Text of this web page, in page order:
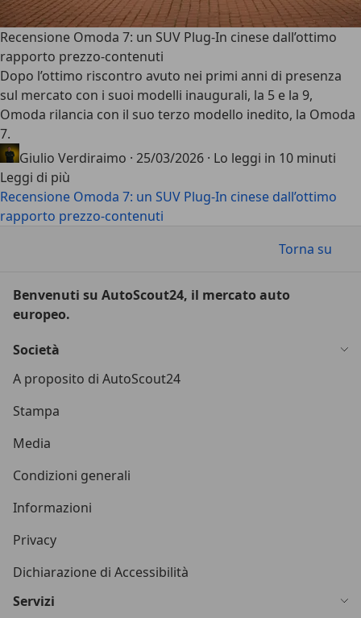
Recensione Omoda 7: un SUV Plug-In cinese dall’ottimo
rapporto prezzo-contenuti
Dopo l’ottimo riscontro avuto nei primi anni di presenza
sul mercato con i suoi modelli inaugurali, la 5 e la 9,
Omoda rilancia con il suo terzo modello inedito, la Omoda
7.
Giulio Verdiraimo · 25/03/2026 · Lo leggi in 10 minuti
Leggi di più
Recensione Omoda 7: un SUV Plug-In cinese dall’ottimo
rapporto prezzo-contenuti
Torna su
Benvenuti su AutoScout24, il mercato auto
europeo.
Società
A proposito di AutoScout24
Stampa
Media
Condizioni generali
Informazioni
Privacy
Dichiarazione di Accessibilità
Servizi